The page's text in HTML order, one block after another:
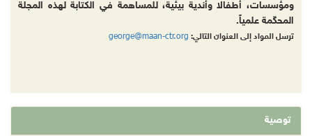
ومؤسسات، أطفالا وأندية بيئية، للمساهمة في الكتابة لهذه المجلة
المحكّمة علمياً.
ترسل المواد إلى العنوان التالي: george@maan-ctr.org
توصية